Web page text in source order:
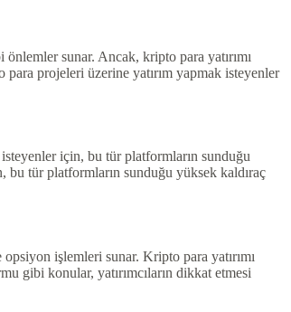
sunar. Ancak, kripto para yatırımı
projeleri üzerine yatırım yapmak isteyenler
için, bu tür platformların sunduğu
bu tür platformların sunduğu yüksek kaldıraç
işlemleri sunar. Kripto para yatırımı
gibi konular, yatırımcıların dikkat etmesi